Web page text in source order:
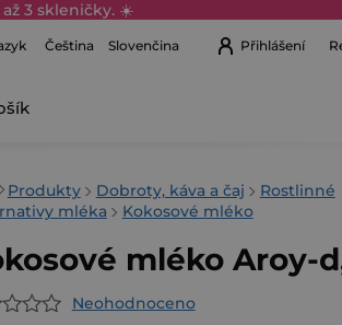
3 skleničky. ☀️
Čeština Slovenčina Přihlášení
Nákupní
Produkty Dobroty, káva a čaj
Rostlinné
mléka
Kokosové mléko
mléko Aroy-
Neohodnoceno